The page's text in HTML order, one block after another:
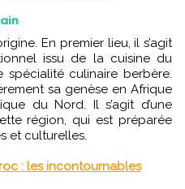
issu de la cuisine du
spécialité culinaire berbère.
sa genèse en Afrique
du Nord. Il s’agit d’une
région, qui est préparée
et culturelles.
: les incontournables